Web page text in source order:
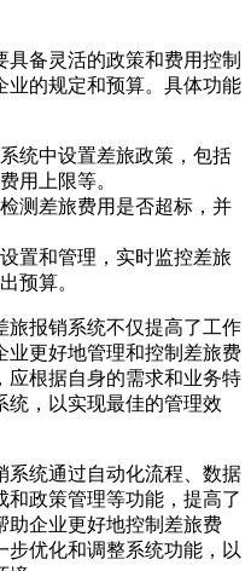
备灵活的政策和费用控制
业的规定和预算。具体功能
统中设置差旅政策，包括
用上限等。
测差旅费用是否超标，并
置和管理，实时监控差旅
预算。
旅报销系统不仅提高了工作
业更好地管理和控制差旅费
应根据自身的需求和业务特
统，以实现最佳的管理效
系统通过自动化流程、数据
政策管理等功能，提高了
助企业更好地控制差旅费
步优化和调整系统功能，以